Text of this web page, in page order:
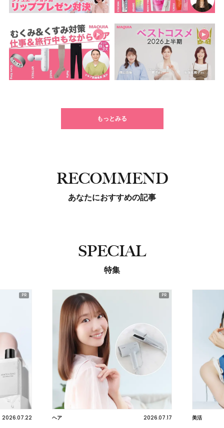
もっとみる
RECOMMEND
あなたにおすすめの記事
SPECIAL
特集
2026.07.22 ヘア 2026.07.17 美活